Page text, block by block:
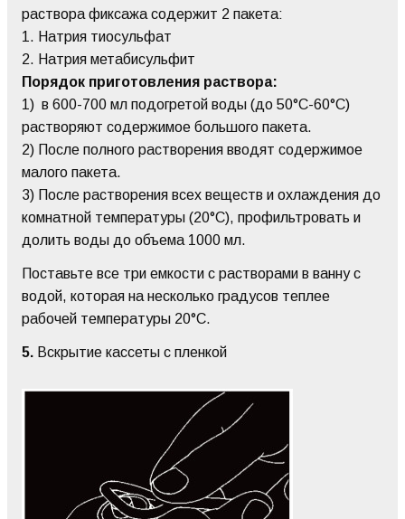
раствора фиксажа содержит 2 пакета:
1. Натрия тиосульфат
2. Натрия метабисульфит
Порядок приготовления раствора:
1) в 600-700 мл подогретой воды (до 50°С-60°С)
растворяют содержимое большого пакета.
2) После полного растворения вводят содержимое
малого пакета.
3) После растворения всех веществ и охлаждения до
комнатной температуры (20°С), профильтровать и
долить воды до объема 1000 мл.
Поставьте все три емкости с растворами в ванну с
водой, которая на несколько градусов теплее
рабочей температуры 20°C.
5. Вскрытие кассеты с пленкой